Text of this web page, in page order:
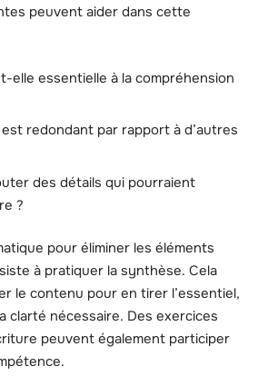
peuvent aider dans cette
elle essentielle à la compréhension
redondant par rapport à d’autres
des détails qui pourraient
?
pour éliminer les éléments
à pratiquer la synthèse. Cela
le contenu pour en tirer l’essentiel,
clarté nécessaire. Des exercices
peuvent également participer